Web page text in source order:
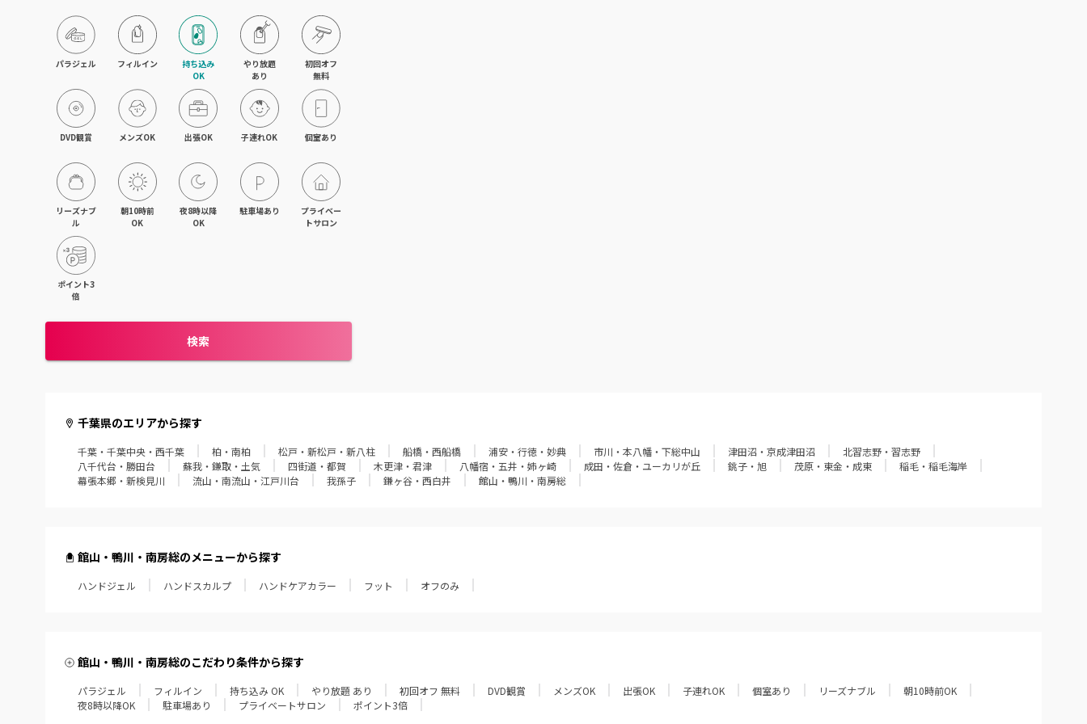
木更津・君津
八幡宿・五井・姉ヶ崎
成田・佐倉・ユーカリが丘
銚子・旭
茂原・東金・成東
稲毛・稲毛海岸
パラジェル フィルイン
持ち込み
OK
やり放題
あり
初回オフ
無料
DVD観賞 メンズOK 出張OK 子連れOK 個室あり
リーズナブ
ル
朝10時前
OK
夜8時以降
OK
駐車場あり
プライベー
トサロン
ポイント3
倍
検索
千葉県のエリアから探す
千葉・千葉中央・西千葉 柏・南柏 松戸・新松戸・新八柱 船橋・西船橋 浦安・行徳・妙典 市川・本八幡・下総中山 津田沼・京成津田沼
北習志野・習志野
八千代台・勝田台
蘇我・鎌取・土気 四街道・都賀 木更津・君津 八幡宿・五井・姉ヶ崎 成田・佐倉・ユーカリが丘 銚子・旭 茂原・東金・成東
稲毛・稲毛海岸
幕張本郷・新検見川
流山・南流山・江戸川台 我孫子 鎌ヶ谷・西白井 館山・鴨川・南房総
館山・鴨川・南房総のメニューから探す
ハンドジェル ハンドスカルプ ハンドケアカラー フット オフのみ
館山・鴨川・南房総のこだわり条件から探す
パラジェル フィルイン 持ち込み OK やり放題 あり 初回オフ 無料 DVD観賞 メンズOK 出張OK 子連れOK 個室あり リーズナブル
朝10時前OK
夜8時以降OK
駐車場あり プライベートサロン ポイント3倍